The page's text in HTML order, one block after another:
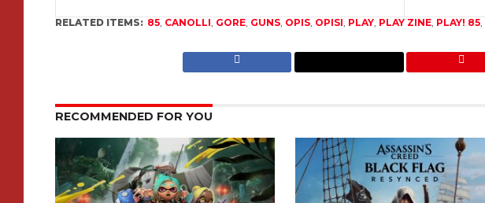
RELATED ITEMS: 85, CANOLLI, GORE, GUNS, OPIS, OPISI, PLAY, PLAY ZINE, PLAY! 85,
RECOMMENDED FOR YOU